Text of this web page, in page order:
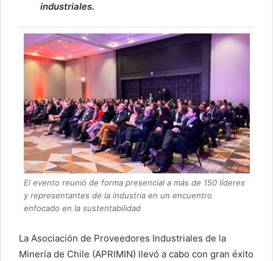
industriales.
El evento reunió de forma presencial a más de 150 líderes
y representantes de la industria en un encuentro
enfocado en la sustentabilidad
La Asociación de Proveedores Industriales de la
Minería de Chile (APRIMIN) llevó a cabo con gran éxito